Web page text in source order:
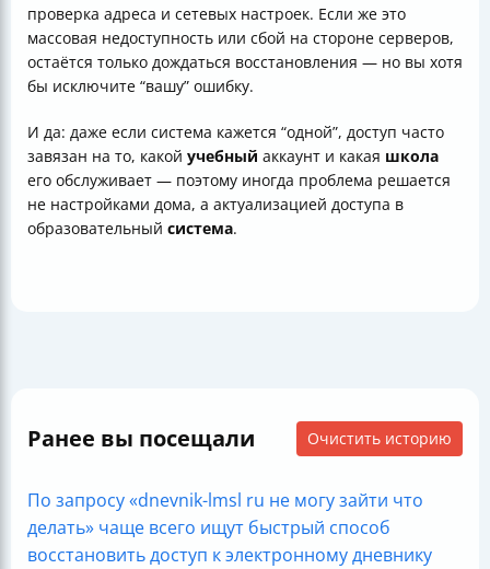
проверка адреса и сетевых настроек. Если же это
массовая недоступность или сбой на стороне серверов,
остаётся только дождаться восстановления — но вы хотя
бы исключите “вашу” ошибку.
И да: даже если система кажется “одной”, доступ часто
завязан на то, какой учебный аккаунт и какая школа
его обслуживает — поэтому иногда проблема решается
не настройками дома, а актуализацией доступа в
образовательный система.
Ранее вы посещали Очистить историю
По запросу «dnevnik-lmsl ru не могу зайти что
делать» чаще всего ищут быстрый способ
восстановить доступ к электронному дневнику